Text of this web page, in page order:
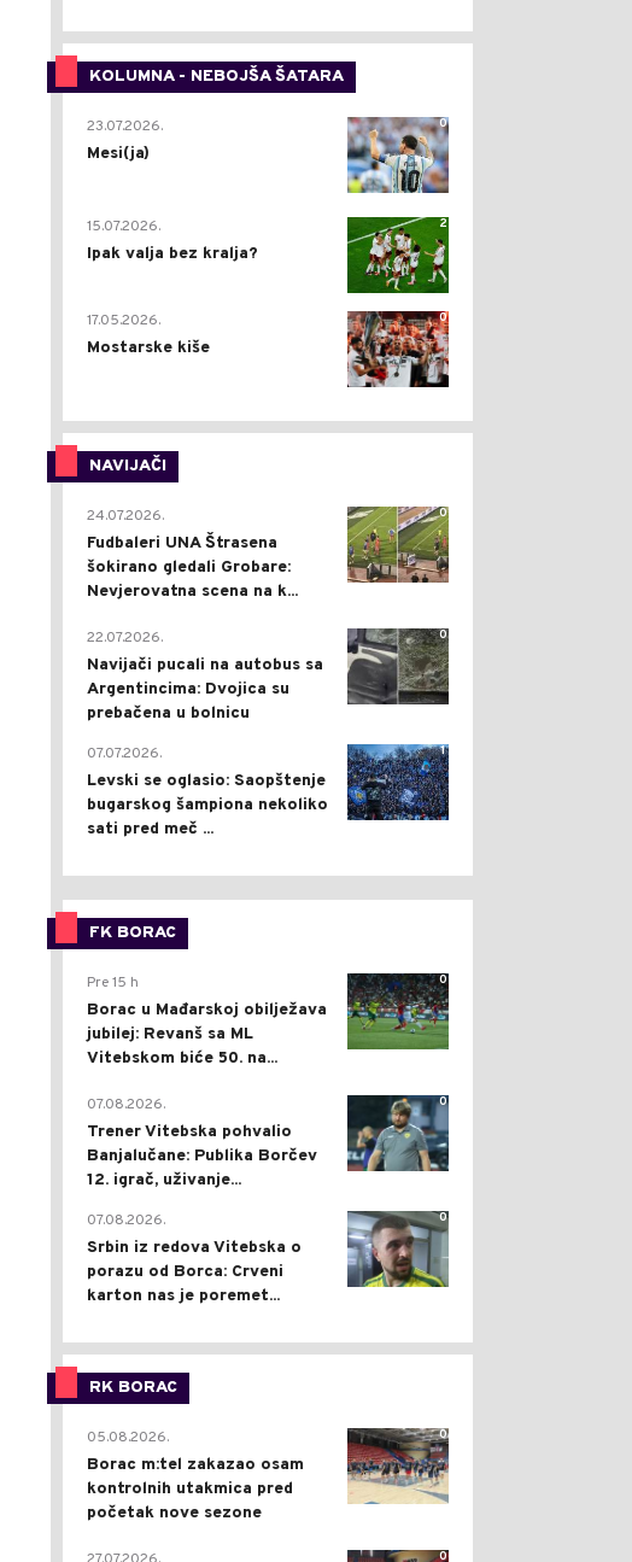
KOLUMNA - NEBOJŠA ŠATARA
0
23.07.2026.
Mesi(ja)
2
15.07.2026.
Ipak valja bez kralja?
0
17.05.2026.
Mostarske kiše
NAVIJAČI
0
24.07.2026.
Fudbaleri UNA Štrasena
šokirano gledali Grobare:
Nevjerovatna scena na k...
0
22.07.2026.
Navijači pucali na autobus sa
Argentincima: Dvojica su
prebačena u bolnicu
1
07.07.2026.
Levski se oglasio: Saopštenje
bugarskog šampiona nekoliko
sati pred meč ...
FK BORAC
0
Pre 15 h
Borac u Mađarskoj obilježava
jubilej: Revanš sa ML
Vitebskom biće 50. na...
0
07.08.2026.
Trener Vitebska pohvalio
Banjalučane: Publika Borčev
12. igrač, uživanje...
0
07.08.2026.
Srbin iz redova Vitebska o
porazu od Borca: Crveni
karton nas je poremet...
RK BORAC
0
05.08.2026.
Borac m:tel zakazao osam
kontrolnih utakmica pred
početak nove sezone
0